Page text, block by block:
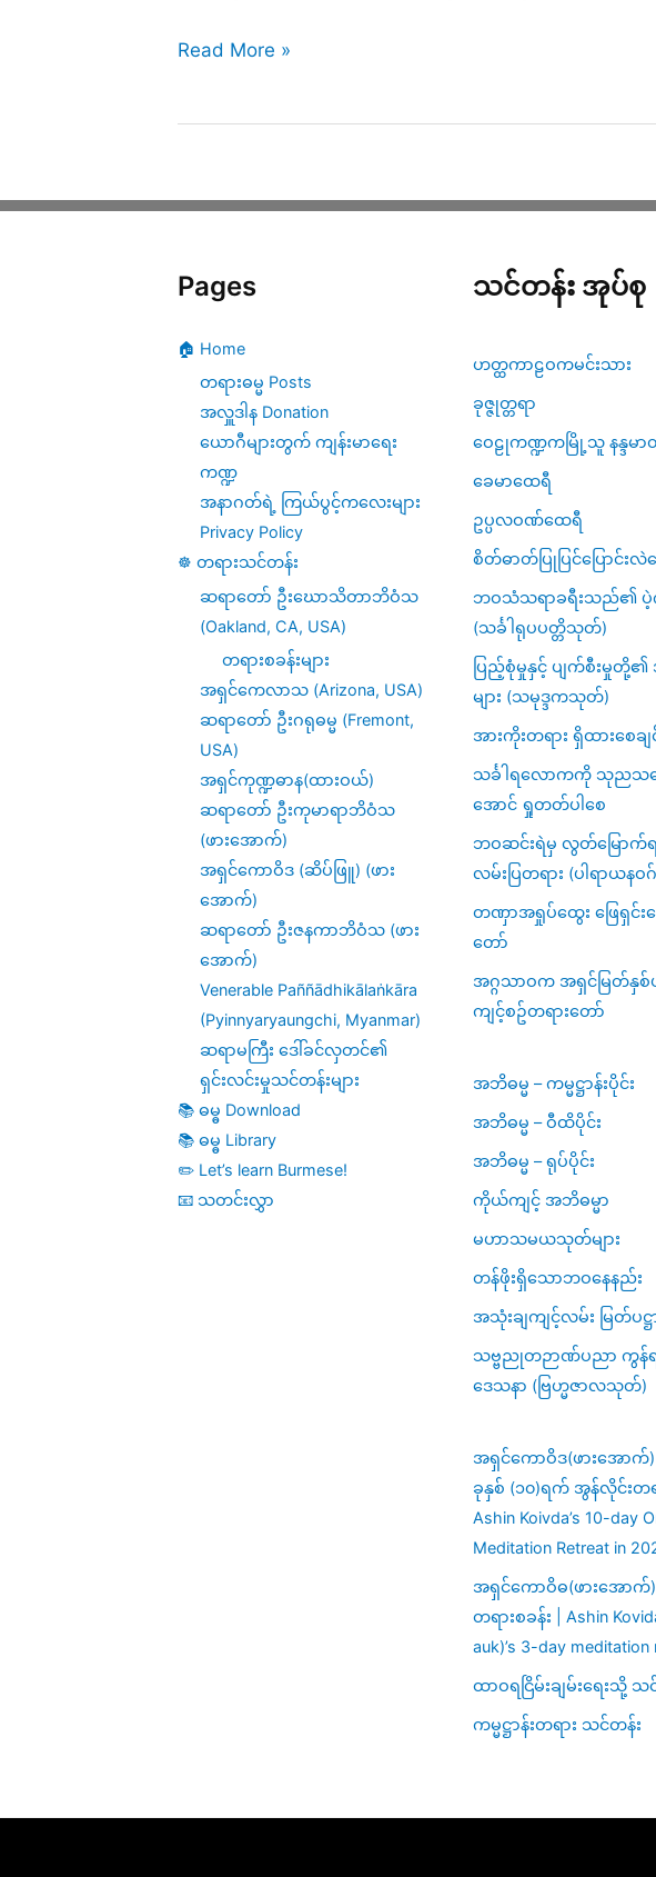
(၅၁)
ခု
ဇု
တရာ
–
မာ
မိဖုရား
Read More »
Pages
🏠 Home
တရားဓမ္မ Posts
အလှူဒါန Donation
ယောဂီများတွက် ကျန်းမာရေး
ကဏ္ဍ
အနာဂတ်ရဲ့ ကြယ်ပွင့်ကလေးများ
Privacy Policy
☸️ တရားသင်တန်း
ဆရာတော် ဦးဃောသိတာဘိဝံသ
(Oakland, CA, USA)
တရားစခန်းများ
အရှင်ကေလာသ (Arizona, USA)
ဆရာတော် ဦးဂရုဓမ္မ (Fremont,
USA)
အရှင်ကုဏ္ဍဓာန(ထားဝယ်)
ဆရာတော် ဦးကုမာရာဘိဝံသ
(ဖားအောက်)
အရှင်ကောဝိဒ (ဆိပ်ဖြူ) (ဖား
အောက်)
ဆရာတော် ဦးဇနကာဘိဝံသ (ဖား
အောက်)
Venerable Paññādhikālaṅkāra
(Pyinnyaryaungchi, Myanmar)
ဆရာမကြီး ဒေါ်ခင်လှတင်၏
ရှင်းလင်းမှုသင်တန်းများ
📚 ဓမ္ဓ Download
📚 ဓမ္ဓ Library
✏️ Let’s learn Burmese!
📧 သတင်းလွှာ
သင်တန်း အုပ်စု
ဟတ္ထကာဠဝကမင်းသား
ခုဇ္ဇုတ္တရာ
ဝေဠုကဏ္ဍကမြို့သူ နန္ဒမာ
ခေမာထေရီ
ဥပ္ပလဝဏ်ထေရီ
စိတ်ဓာတ်ပြုပြင်ပြောင်းလဲရ
ဘဝသံသရာခရီးသည်၏ ပဲ့
(သင်္ခါရုပပတ္တိသုတ်)
ပြည့်စုံမှုနှင့် ပျက်စီးမှုတို့၏
များ (သမုဒ္ဒကသုတ်)
အားကိုးတရား ရှိထားစေချ
သင်္ခါရလောကကို သုညသဘ
အောင် ရှုတတ်ပါစေ
ဘဝဆင်းရဲမှ လွတ်မြောက်
လမ်းပြတရား (ပါရာယနဝ
တဏှာအရှုပ်ထွေး ဖြေရှင်းရ
တော်
အဂ္ဂသာဝက အရှင်မြတ်နှစ်
ကျင့်စဥ်တရားတော်
အဘိဓမ္မ – ကမ္မဋ္ဌာန်းပိုင်း
အဘိဓမ္မ – ဝီထိပိုင်း
အဘိဓမ္မ – ရုပ်ပိုင်း
ကိုယ်ကျင့် အဘိဓမ္မာ
မဟာသမယသုတ်များ
တန်ဖိုးရှိသောဘဝနေနည်း
အသုံးချကျင့်လမ်း မြတ်ပဋ္ဌ
သဗ္ဗညုတဉာဏ်ပညာ ကွန်
ဒေသနာ (ဗြဟ္မဇာလသုတ်)
အရှင်ကောဝိဒ(ဖားအောက်
ခုနှစ် (၁၀)ရက် အွန်လိုင်းတရာ
Ashin Koivda’s 10-day
Meditation Retreat in
အရှင်ကောဝိဓ(ဖားအော
တရားစခန်း | Ashin
auk)’s 3-day meditation
ထာဝရငြိမ်းချမ်းရေးသို့ သ
ကမ္မဋ္ဌာန်းတရား သင်တန်း